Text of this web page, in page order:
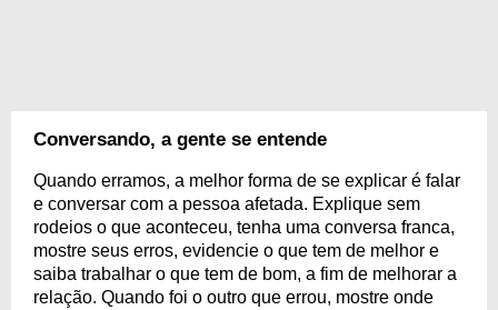
Conversando, a gente se entende
Quando erramos, a melhor forma de se explicar é falar
e conversar com a pessoa afetada. Explique sem
rodeios o que aconteceu, tenha uma conversa franca,
mostre seus erros, evidencie o que tem de melhor e
saiba trabalhar o que tem de bom, a fim de melhorar a
relação. Quando foi o outro que errou, mostre onde